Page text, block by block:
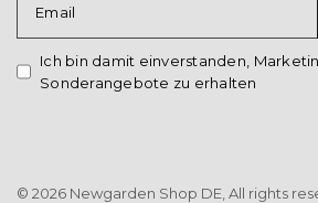
Email
Ich bin damit einverstanden,
Sonderangebote zu erhalten
© 2026 Newgarden Shop DE, All rights